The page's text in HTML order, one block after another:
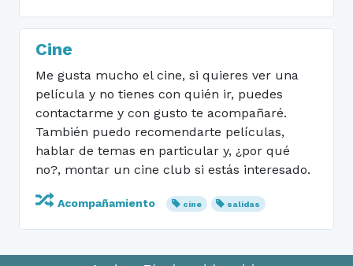
Cine
Me gusta mucho el cine, si quieres ver una
película y no tienes con quién ir, puedes
contactarme y con gusto te acompañaré.
También puedo recomendarte películas,
hablar de temas en particular y, ¿por qué
no?, montar un cine club si estás interesado.
Acompañamiento cine salidas